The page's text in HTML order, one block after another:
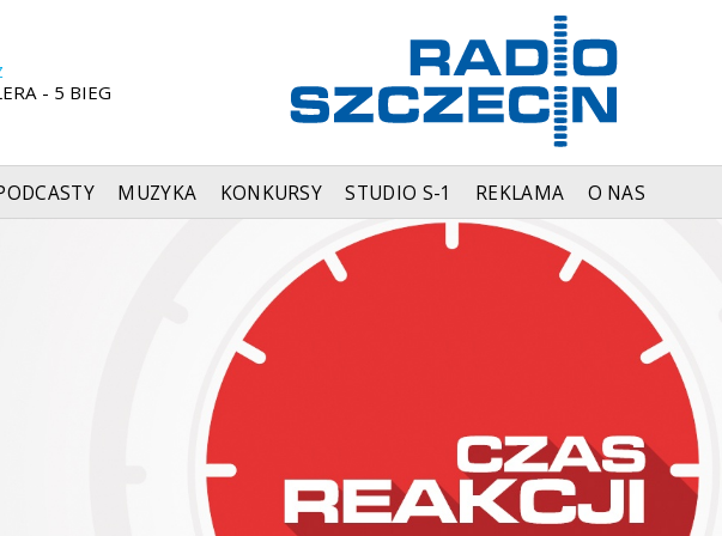
- 5 BIEG
MUZYKA KONKURSY STUDIO S-1 REKLAMA O NAS